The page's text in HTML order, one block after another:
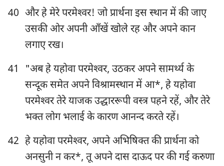
40 और हे मेरे परमेश्‍वर! जो प्रार्थना इस स्थान में की जाए
उसकी ओर अपनी आँखें खोले रह और अपने कान
लगाए रख।
41
"अब हे यहोवा परमेश्‍वर, उठकर अपने सामर्थ्य के
सन्दूक समेत अपने विश्रामस्थान में आ*, हे यहोवा
परमेश्‍वर तेरे याजक उद्धाररूपी वस्त्र पहने रहें, और तेरे
भक्त लोग भलाई के कारण आनन्द करते रहें।
42 हे यहोवा परमेश्‍वर, अपने अभिषिक्त की प्रार्थना को
अनसुनी न कर*, तू अपने दास दाऊद पर की गई करुणा